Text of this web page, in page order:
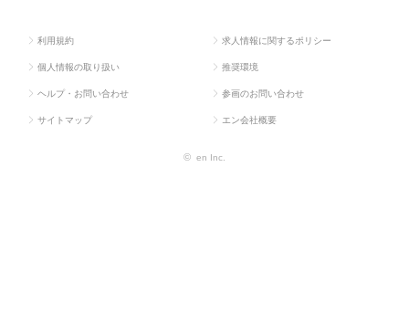
利用規約 求人情報に関するポリシー
個人情報の取り扱い 推奨環境
ヘルプ・お問い合わせ 参画のお問い合わせ
サイトマップ エン会社概要
© en Inc.